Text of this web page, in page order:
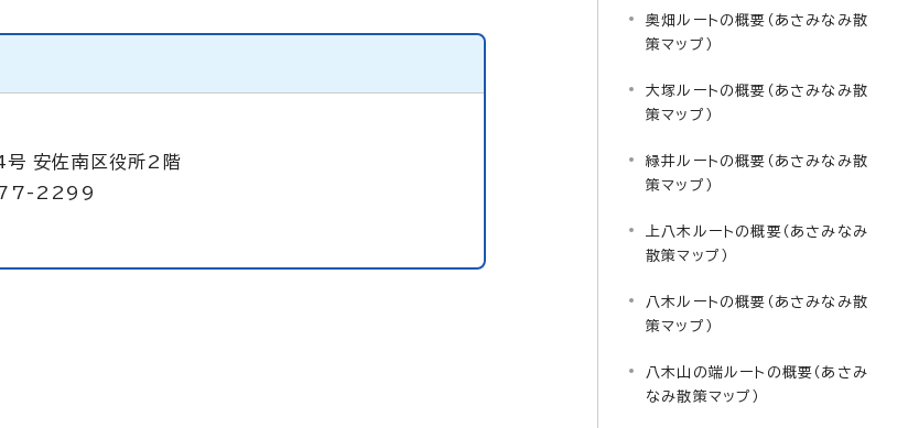
安佐南区役所2階
2299
奥畑ルートの概要（あさみなみ散
策マップ）
大塚ルートの概要（あさみなみ散
策マップ）
緑井ルートの概要（あさみなみ散
策マップ）
上八木ルートの概要（あさみなみ
散策マップ）
八木ルートの概要（あさみなみ散
策マップ）
八木山の端ルートの概要（あさみ
なみ散策マップ）